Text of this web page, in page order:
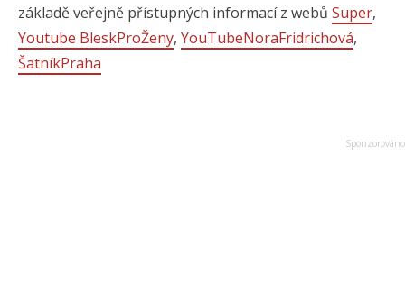
základě veřejně přístupných informací z webů Super,
Youtube BleskProŽeny, YouTubeNoraFridrichová,
ŠatníkPraha